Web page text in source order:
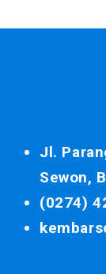
Jl.
Sewon,
(0274)